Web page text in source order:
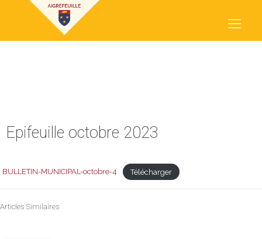
EPIFEUILLE OCTOBRE 2023
Epifeuille octobre 2023
BULLETIN-MUNICIPAL-octobre-4 Télécharger
Articles Similaires